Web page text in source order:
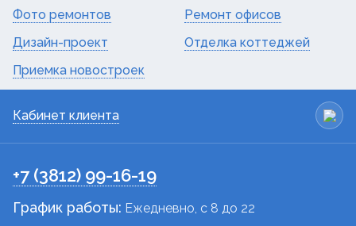
Фото ремонтов
Дизайн-проект
Приемка новостроек
Ремонт офисов
Отделка коттеджей
Кабинет клиента
+7 (3812) 99-16-19
График работы: Ежедневно, c 8 до 22